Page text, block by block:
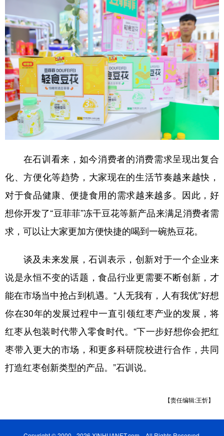
在石训看来，如今消费者的消费需求呈现出复合
化、方便化等趋势，大家现在的生活节奏越来越快，
对于食品健康、便捷食用的需求越来越多。因此，好
想你开发了“豆菲菲”冻干豆花等新产品来满足消费者需
求，可以让大家更加方便快捷的喝到一碗热豆花。
谈及未来发展，石训表示，创新对于一个企业来
说是永恒不变的话题，食品行业更需要不断创新，才
能在市场当中抢占到机遇。“人无我有，人有我优”好想
你在30年的发展过程中一直引领红枣产业的发展，将
红枣从包装时代带入零食时代。“下一步好想你会把红
枣带入更大的市场，和更多科研院校进行合作，共同
打造红枣创新类型的产品。”石训说。
【责任编辑:王忻】